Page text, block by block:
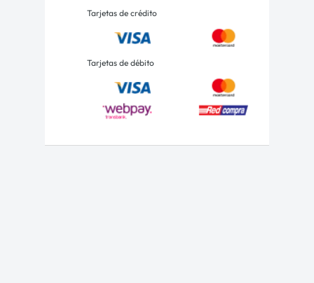
Tarjetas de crédito
Tarjetas de débito